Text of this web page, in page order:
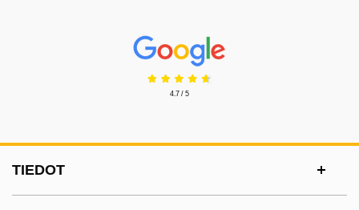
Prisjakt Arvostelu: 4.7 Tähdet
4.7 / 5
TIEDOT